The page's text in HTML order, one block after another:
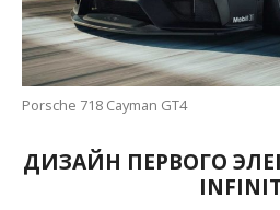
Porsche 718 Cayman GT4
ДИЗАЙН ПЕРВОГО